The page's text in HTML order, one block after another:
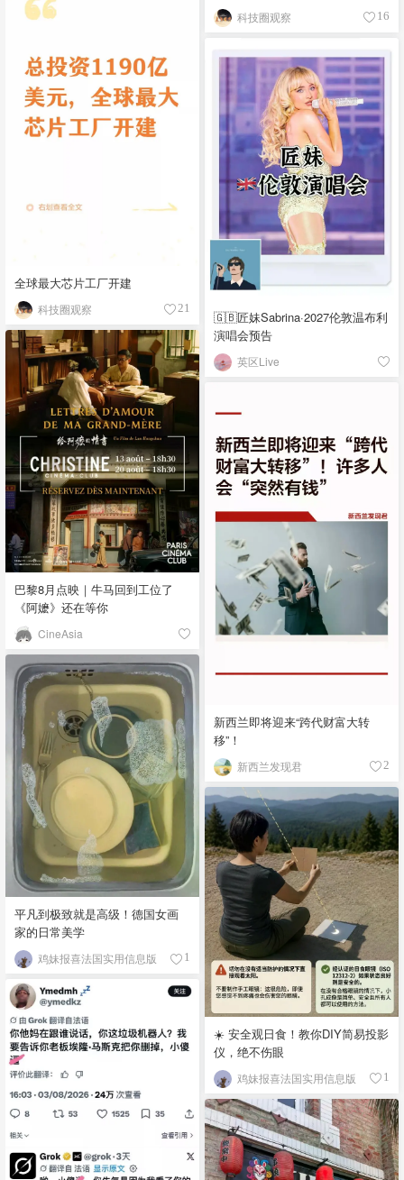
科技圈观察 16
全球最大芯片工厂开建
科技圈观察 21
🇬🇧匠妹Sabrina·2027伦敦温布利
演唱会预告
英区Live
巴黎8月点映｜牛马回到工位了
《阿嬷》还在等你
CineAsia
新西兰即将迎来“跨代财富大转
移”！
新西兰发现君 2
平凡到极致就是高级！德国女画
家的日常美学
鸡妹报喜法国实用信息版 1
☀️ 安全观日食！教你DIY简易投影
仪，绝不伤眼
鸡妹报喜法国实用信息版 1